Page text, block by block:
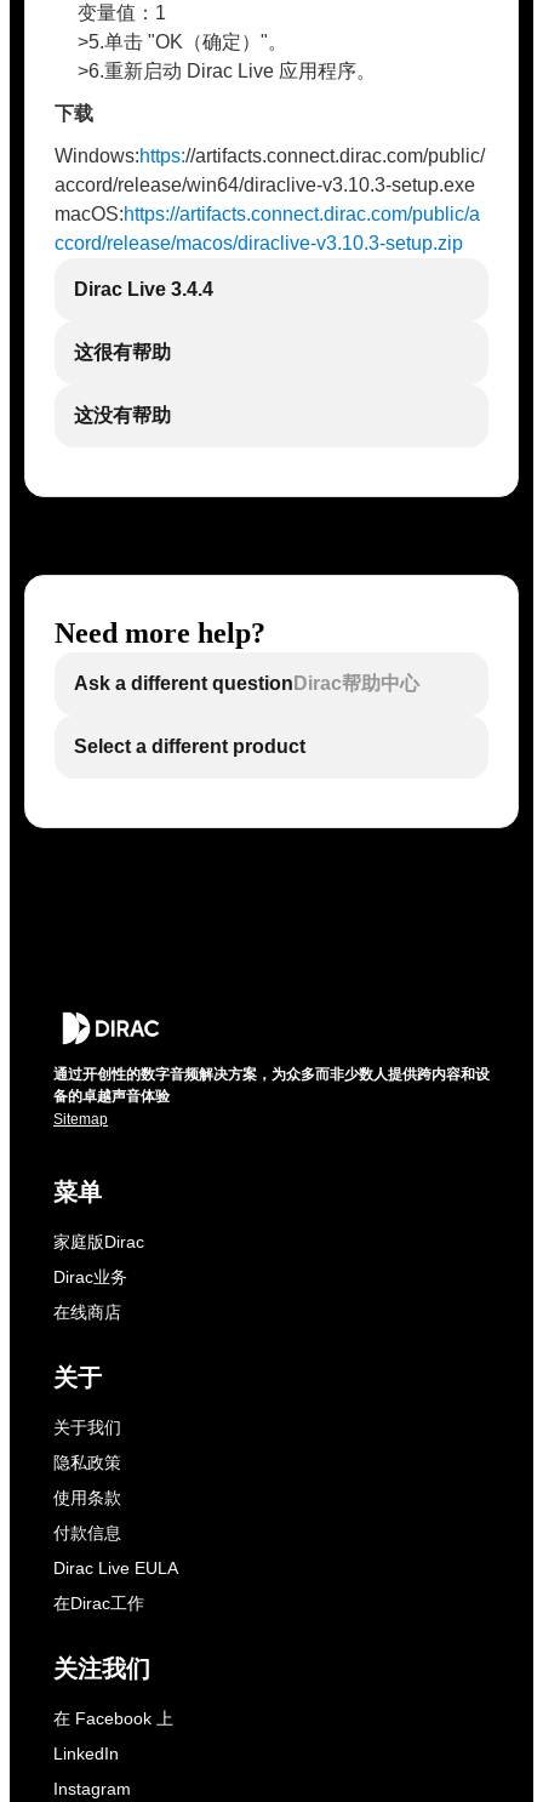
变量值：1
>5.单击 "OK（确定）"。
>6.重新启动 Dirac Live 应用程序。
下载
Windows:https://artifacts.connect.dirac.com/public/
accord/release/win64/diraclive-v3.10.3-setup.exe
macOS:https://artifacts.connect.dirac.com/public/a
ccord/release/macos/diraclive-v3.10.3-setup.zip
Dirac Live 3.4.4
这很有帮助
这没有帮助
Need more help?
Ask a different question Dirac帮助中心
Select a different product
通过开创性的数字音频解决方案，为众多而非少数人提供跨内容和设
备的卓越声音体验
Sitemap
菜单
家庭版Dirac
Dirac业务
在线商店
关于
关于我们
隐私政策
使用条款
付款信息
Dirac Live EULA
在Dirac工作
关注我们
在 Facebook 上
LinkedIn
Instagram